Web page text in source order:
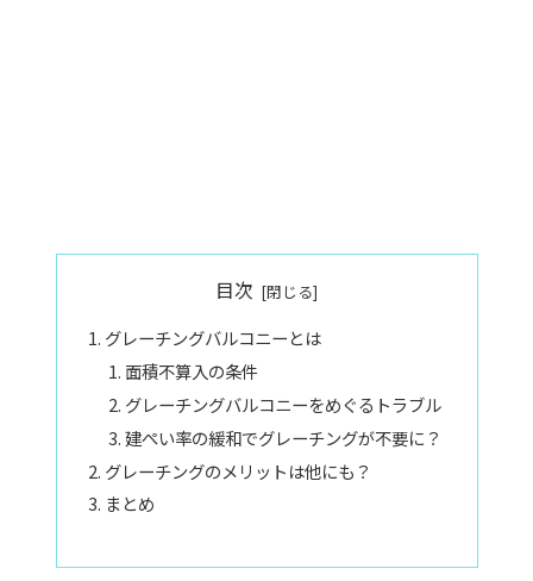
目次
グレーチングバルコニーとは
面積不算入の条件
グレーチングバルコニーをめぐるトラブル
建ぺい率の緩和でグレーチングが不要に？
グレーチングのメリットは他にも？
まとめ